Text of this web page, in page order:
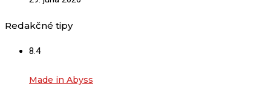
Redakčné tipy
8.4
Made in Abyss